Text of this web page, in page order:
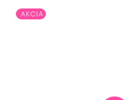
AKCIA